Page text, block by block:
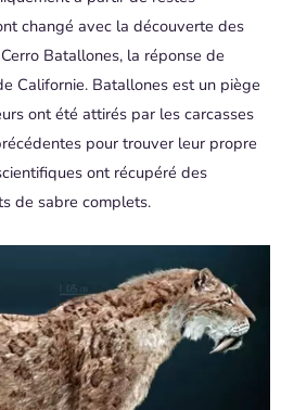
changé avec la découverte des
Batallones, la réponse de
Californie. Batallones est un piège
ont été attirés par les carcasses
pour trouver leur propre
ont récupéré des
de sabre complets.